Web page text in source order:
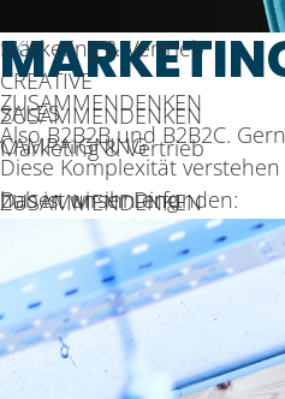
ZUSAMMENDENKEN
Marketing & Vertrieb
ZUSAMMENDENKEN
Marketing & Vertrieb
ZUSAMMENDENKEN
Also B2B2B und B2B2C.
Diese Komplexität
haben wir ihn erfunden:
SKIP
CREATIVE
SALES
CAMPAIGNING
Das ist unser Ding.